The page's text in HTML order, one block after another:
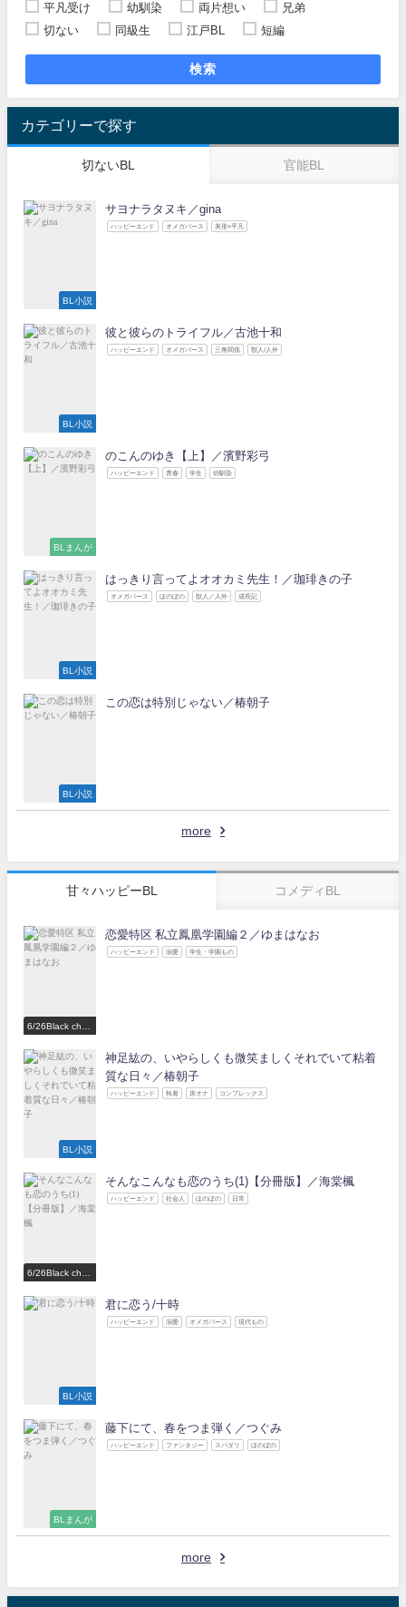
平凡受け
幼馴染 両片想い
兄弟
切ない
同級生 江戸BL 短編
検索
カテゴリーで探す
切ないBL 官能BL
BL小説
サヨナラタヌキ／gina
ハッピーエンド オメガバース 美形×平凡
BL小説
彼と彼らのトライフル／古池十和
ハッピーエンド オメガバース 三角関係 獣人/人外
BLまんが
のこんのゆき【上】／濱野彩弓
ハッピーエンド 青春 学生 幼馴染
BL小説
はっきり言ってよオオカミ先生！／珈琲きの子
オメガバース ほのぼの 獣人／人外 成長記
BL小説
この恋は特別じゃない／椿朝子
more
甘々ハッピーBL コメディBL
6/26Black choc
加作家
恋愛特区 私立鳳凰学園編２／ゆまはなお
ハッピーエンド 溺愛 学生・学園もの
BL小説
神足紘の、いやらしくも微笑ましくそれでいて粘着
質な日々／椿朝子
ハッピーエンド 執着 床オナ コンプレックス
6/26Black choc
加作家
そんなこんなも恋のうち(1)【分冊版】／海棠楓
ハッピーエンド 社会人 ほのぼの 日常
BL小説
君に恋う/十時
ハッピーエンド 溺愛 オメガバース 現代もの
BLまんが
藤下にて、春をつま弾く／つぐみ
ハッピーエンド ファンタジー スパダリ ほのぼの
more